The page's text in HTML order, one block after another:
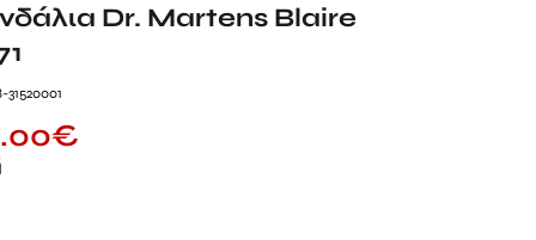
Dr. Martens Blaire
€